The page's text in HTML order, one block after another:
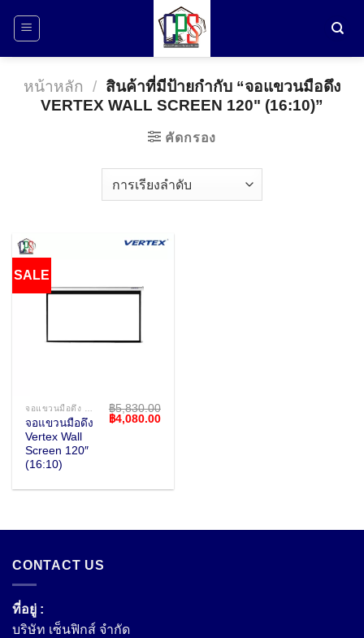
หน้าหลัก / สินค้าที่มีป้ายกำกับ “จอแขวนมือดึง
VERTEX WALL SCREEN 120" (16:10)”
คัดกรอง
SALE
จอแขวนมือดึง
Vertex Wall
Screen 120″
(16:10)
฿5,830.00
Original
฿4,080.00Current
CONTACT US
ที่อยู่ :
บริษัท เซ็นฟิกส์ จํากัด